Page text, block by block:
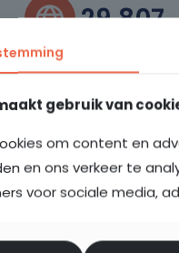
29.807
bezoekers dit jaar
gebruik van
om content en
en ons verkeer te
voor sociale media,